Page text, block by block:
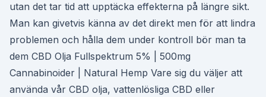
utan det tar tid att upptäcka effekterna på längre sikt.
Man kan givetvis känna av det direkt men för att lindra
problemen och hålla dem under kontroll bör man ta
dem CBD Olja Fullspektrum 5% | 500mg
Cannabinoider | Natural Hemp Vare sig du väljer att
använda vår CBD olja, vattenlösliga CBD eller